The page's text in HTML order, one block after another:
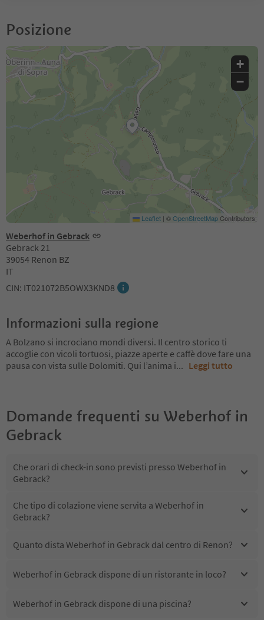
Posizione
Weberhof in Gebrack
Gebrack 21
39054 Renon BZ
IT
CIN: IT021072B5OWX3KND8
+
−
Leaflet | ©OpenStreetMapContributors
Informazioni sulla regione
A Bolzano si incrociano mondi diversi. Il centro storico ti
accoglie con vicoli tortuosi, piazze aperte e caffè dove fare una
pausa con vista sulle Dolomiti. Qui l’anima i... Leggi tutto
Domande frequenti su Weberhof in
Gebrack
Che orari di check-in sono previsti presso Weberhof in
Gebrack?
Che tipo di colazione viene servita a Weberhof in
Gebrack?
Quanto dista Weberhof in Gebrack dal centro di Renon?
Weberhof in Gebrack dispone di un ristorante in loco?
Weberhof in Gebrack dispone di una piscina?